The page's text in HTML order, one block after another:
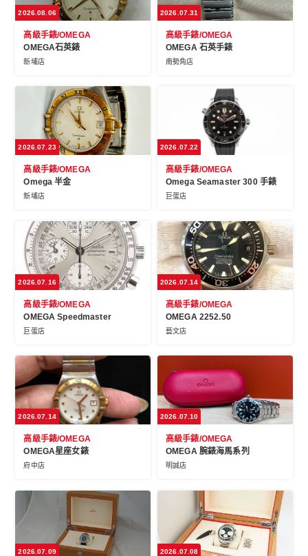
2026.08.06
高級手錶/OMEGA
OMEGA石英錶
新埔店
2026.07.31
高級手錶/OMEGA
OMEGA 石英手錶
南勢角店
2026.07.23
高級手錶/OMEGA
Omega 半金
新埔店
2026.07.22
高級手錶/OMEGA
Omega Seamaster 300 手錶
巨蛋店
2026.07.16
高級手錶/OMEGA
OMEGA Speedmaster
巨蛋店
2026.07.14
高級手錶/OMEGA
OMEGA 2252.50
藝文店
2026.07.14
高級手錶/OMEGA
OMEGA星座女錶
府中店
2026.07.10
高級手錶/OMEGA
OMEGA 腕錶海馬系列
明誠店
2026.07.09 2026.07.08